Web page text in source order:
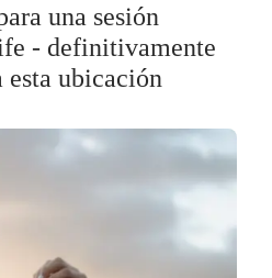
una sesión
- definitivamente
esta ubicación